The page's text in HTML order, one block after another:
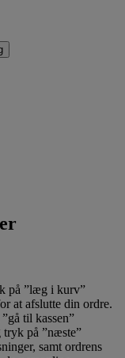
på ”læg i kurv”
at afslutte din ordre.
til kassen”
tryk på ”næste”
samt ordrens